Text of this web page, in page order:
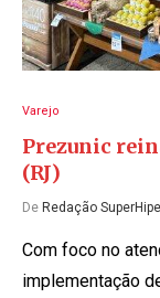
Varejo
Prezunic
(RJ)
De Redação
Com foco no
implementação